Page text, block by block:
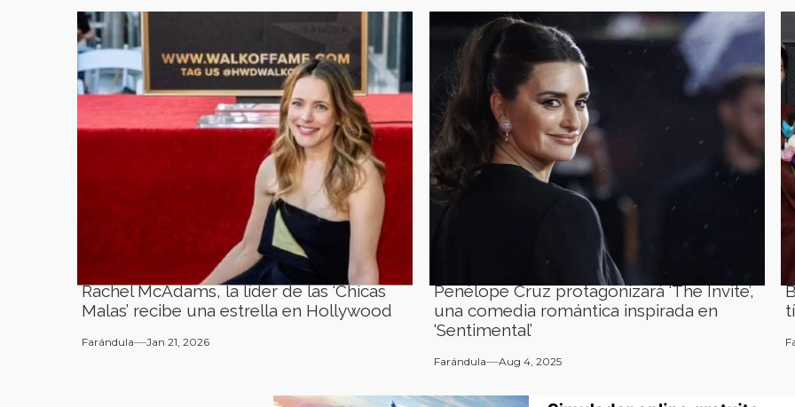
Rachel McAdams, la líder de las ‘Chicas
Malas’ recibe una estrella en Hollywood
Farándula Jan 21, 2026
Penélope Cruz protagonizará ‘The Invite’,
una comedia romántica inspirada en
‘Sentimental’
Farándula Aug 4, 2025